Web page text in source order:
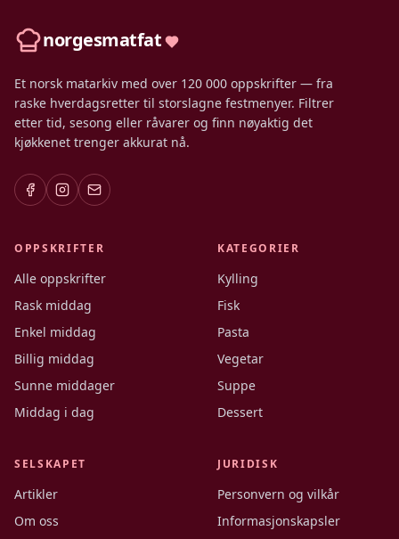
norgesmatfat
Et norsk matarkiv med over 120 000 oppskrifter — fra
raske hverdagsretter til storslagne festmenyer. Filtrer
etter tid, sesong eller råvarer og finn nøyaktig det
kjøkkenet trenger akkurat nå.
OPPSKRIFTER
Alle oppskrifter
Rask middag
Enkel middag
Billig middag
Sunne middager
Middag i dag
KATEGORIER
Kylling
Fisk
Pasta
Vegetar
Suppe
Dessert
SELSKAPET
Artikler
Om oss
JURIDISK
Personvern og vilkår
Informasjonskapsler